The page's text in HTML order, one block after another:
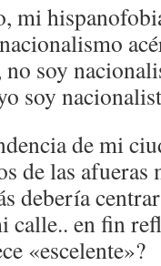
mi
soy
soy
de mi
de las afueras
debería
calle.. en fin
«escelente»?